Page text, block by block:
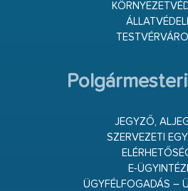
JEGYZŐ,
SZERVEZETI
E-
ÜGYFÉLFOGADÁS –